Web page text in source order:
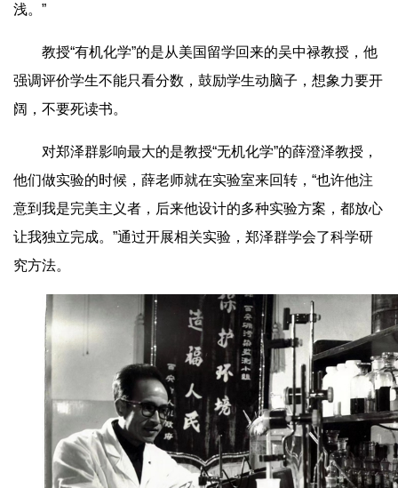
浅。”
教授“有机化学”的是从美国留学回来的吴中禄教授，他
强调评价学生不能只看分数，鼓励学生动脑子，想象力要开
阔，不要死读书。
对郑泽群影响最大的是教授“无机化学”的薛澄泽教授，
他们做实验的时候，薛老师就在实验室来回转，“也许他注
意到我是完美主义者，后来他设计的多种实验方案，都放心
让我独立完成。”通过开展相关实验，郑泽群学会了科学研
究方法。